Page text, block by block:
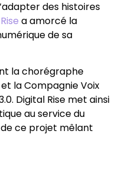
des histoires
a amorcé la
de sa
la chorégraphe
la Compagnie Voix
Digital Rise met ainsi
au service du
ce projet mêlant